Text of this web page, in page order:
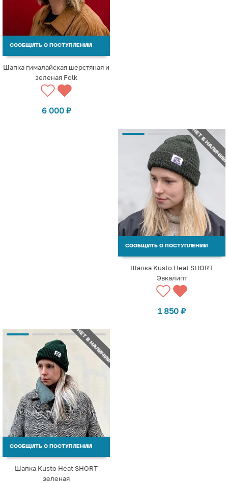
СООБЩИТЬ О ПОСТУПЛЕНИИ
Шапка гималайская шерстяная и
зеленая Folk
6 000 ₽
НЕТ В НАЛИЧИИ
СООБЩИТЬ О ПОСТУПЛЕНИИ
Шапка Kusto Heat SHORT
Эвкалипт
1 850 ₽
НЕТ В НАЛИЧИИ
СООБЩИТЬ О ПОСТУПЛЕНИИ
Шапка Kusto Heat SHORT
зеленая